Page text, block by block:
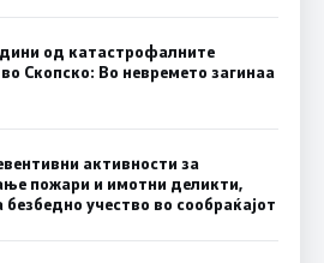
од катастрофалните
Скопско: Во невремето загинаа
активности за
пожари и имотни деликти,
безбедно учество во сообраќајот